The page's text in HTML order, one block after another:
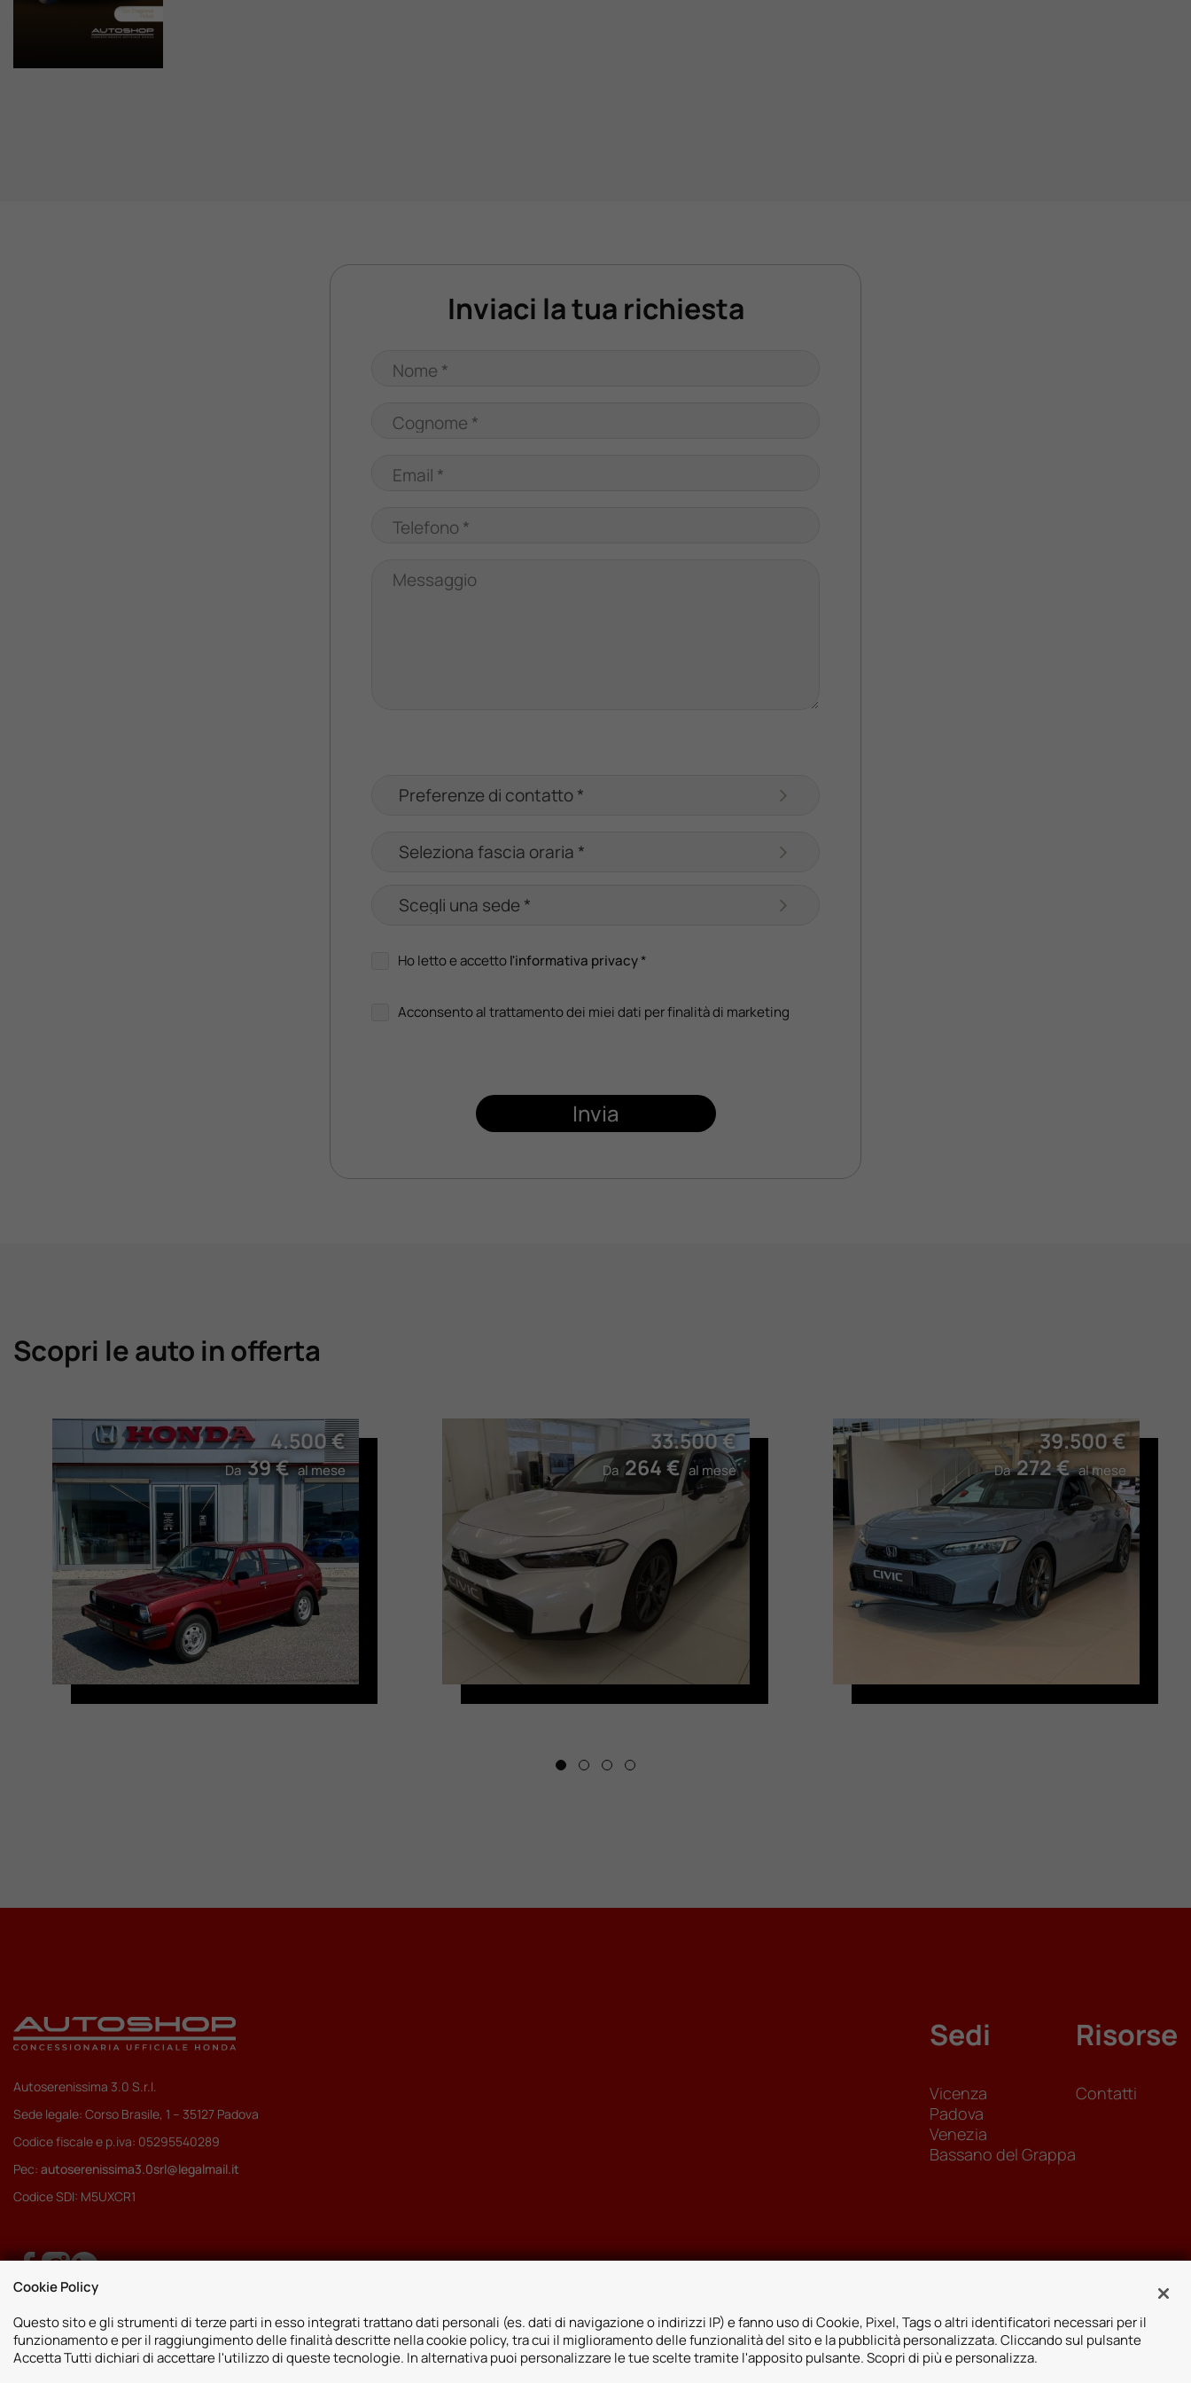
Valuta Il Tuo Usato
Inviaci la tua richiesta
Nome *
Cognome *
Email *
Telefono *
Messaggio
Ho letto e accettol'informativa privacy*
Acconsento al trattamento dei miei dati per finalità di marketing
Invia
Scopri le auto in offerta
4.500 €
Da39 €al mese
33.500 €
Da 264 €al mese
39.500 €
Da272 €al mese
Autoserenissima 3.0 S.r.l.
Sede legale: Corso Brasile, 1 – 35127 Padova
Codice fiscale e p.iva: 05295540289
Pec: autoserenissima3.0srl@legalmail.it
Codice SDI: M5UXCR1
Sedi
Vicenza
Padova
Venezia
Bassano del Grappa
Risorse
Contatti
Cookie Policy
Questo sito e gli strumenti di terze parti in esso integrati trattano dati personali (es. dati di navigazione o indirizzi IP) e fanno uso di Cookie, Pixel, Tags o altri identificatori necessari per il
funzionamento e per il raggiungimento delle finalità descritte nella cookie policy, tra cui il miglioramento delle funzionalità del sito e la pubblicità personalizzata. Cliccando sul pulsante
Accetta Tutti dichiari di accettare l'utilizzo di queste tecnologie. In alternativa puoi personalizzare le tue scelte tramite l'apposito pulsante. Scopri di più e personalizza.